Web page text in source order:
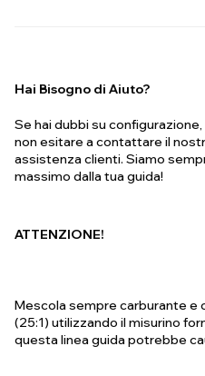
Hai Bisogno di Aiuto?
Se hai dubbi su
non esitare a contattare il
assistenza clienti. Siamo
massimo dalla tua guida!
ATTENZIONE!
Mescola sempre carburante e
(25:1) utilizzando il misurino
questa linea guida potrebbe